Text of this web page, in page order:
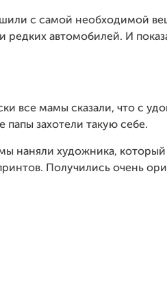
с самой необходимой
редких автомобилей. И
все мамы сказали, что с
папы захотели такую себе.
наняли художника,
Получились очень